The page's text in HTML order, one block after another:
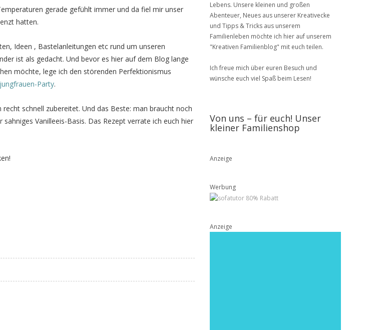
gerade gefühlt immer und da fiel mir unser
hatten.
Ideen , Bastelanleitungen etc rund um unseren
ist als gedacht. Und bevor es hier auf dem Blog lange
möchte, lege ich den störenden Perfektionismus
Party.
schnell zubereitet. Und das Beste: man braucht noch
sahniges Vanilleeis-Basis. Das Rezept verrate ich euch hier
Lebens. Unsere kleinen und großen
Abenteuer, Neues aus unserer Kreativecke
und Tipps & Tricks aus unserem
Familienleben möchte ich hier auf unserem
"Kreativen Familienblog" mit euch teilen.
Ich freue mich über euren Besuch und
wünsche euch viel Spaß beim Lesen!
Von uns – für euch! Unser
kleiner Familienshop
Anzeige
Werbung
Anzeige